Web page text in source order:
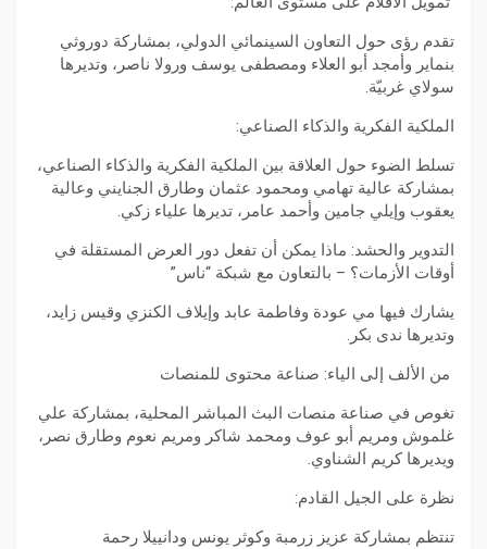
تقدم رؤى حول التعاون السينمائي الدولي، بمشاركة دوروثي
بنماير وأمجد أبو العلاء ومصطفى يوسف ورولا ناصر، وتديرها
سولاي غربيّة.
الملكية الفكرية والذكاء الصناعي:
تسلط الضوء حول العلاقة بين الملكية الفكرية والذكاء الصناعي،
بمشاركة عالية تهامي ومحمود عثمان وطارق الجنايني وعالية
يعقوب وإيلي جامين وأحمد عامر، تديرها علياء زكي.
التدوير والحشد: ماذا يمكن أن تفعل دور العرض المستقلة في
أوقات الأزمات؟ – بالتعاون مع شبكة “ناس”
يشارك فيها مي عودة وفاطمة عابد وإيلاف الكنزي وقيس زايد،
وتديرها ندى بكر.
من الألف إلى الياء: صناعة محتوى للمنصات
تغوص في صناعة منصات البث المباشر المحلية، بمشاركة علي
غلموش ومريم أبو عوف ومحمد شاكر ومريم نعوم وطارق نصر،
ويديرها كريم الشناوي.
نظرة على الجيل القادم:
تنتظم بمشاركة عزيز زرمبة وكوثر يونس ودانييلا رحمة